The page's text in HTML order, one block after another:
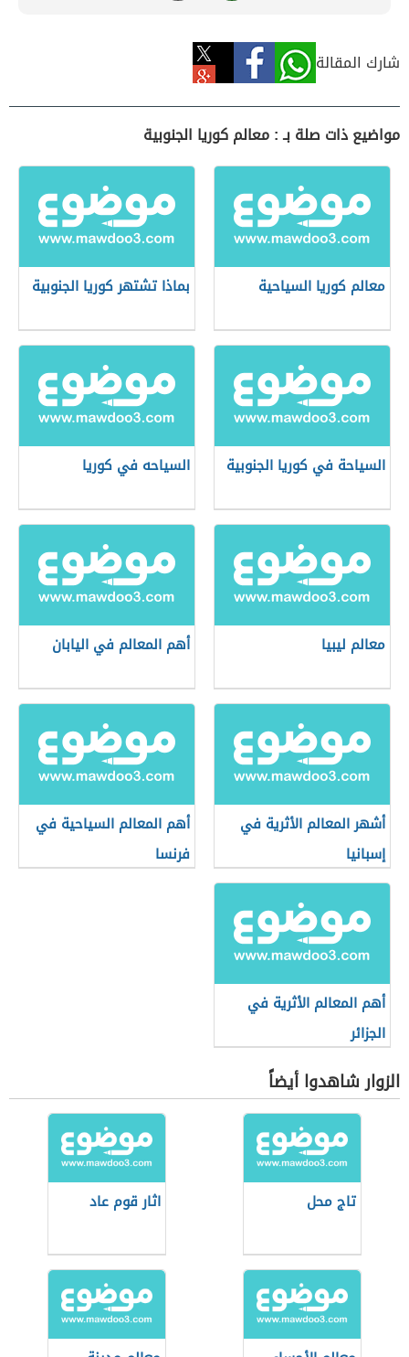
شارك المقالة
مواضيع ذات صلة بـ : معالم كوريا الجنوبية
معالم كوريا السياحية بماذا تشتهر كوريا الجنوبية
السياحة في كوريا الجنوبية السياحه في كوريا
معالم ليبيا أهم المعالم في اليابان
أشهر المعالم الأثرية في
إسبانيا
أهم المعالم السياحية في
فرنسا
أهم المعالم الأثرية في
الجزائر
الزوار شاهدوا أيضاً
تاج محل اثار قوم عاد